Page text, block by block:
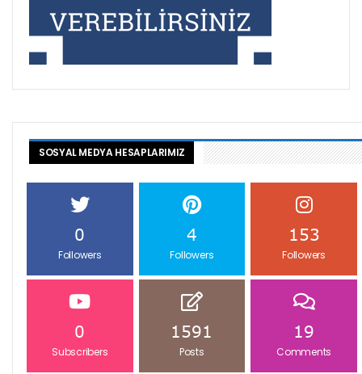
SOSYAL MEDYA HESAPLARIMIZ
0
Followers
4
Followers
153
Followers
0
Subscribers
1591
Posts
19
Comments